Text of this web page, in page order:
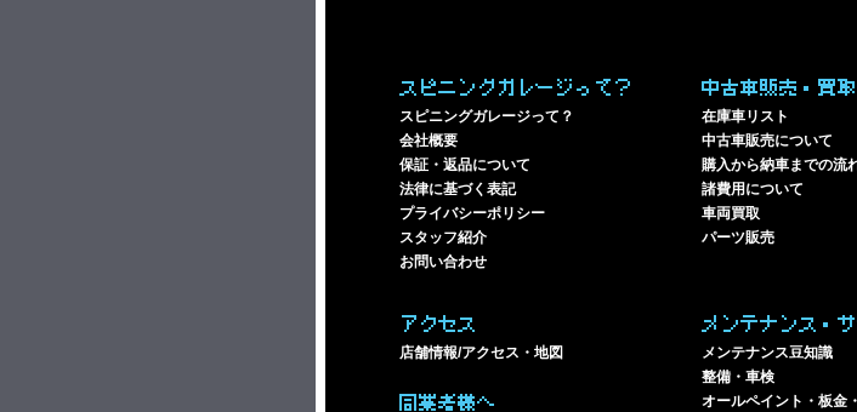
スピニングガレージって？
スピニングガレージって？
会社概要
保証・返品について
法律に基づく表記
プライバシーポリシー
スタッフ紹介
お問い合わせ
中古車販売・買取
在庫車リスト
中古車販売について
購入から納車までの流
諸費用について
車両買取
パーツ販売
アクセス
店舗情報/アクセス・地図
同業者様へ
メンテナンス・
メンテナンス豆知識
整備・車検
オールペイント・板金